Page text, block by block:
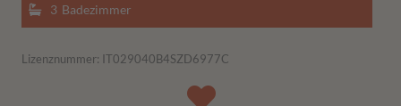
Badezimmer
3
Lizenznummer: IT029040B4SZD6977C